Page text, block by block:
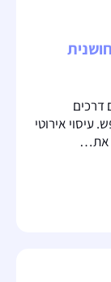
דרכים
אירוטי
את…